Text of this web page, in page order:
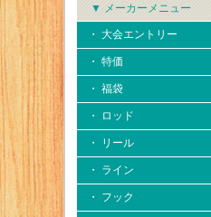
▼ メーカーメニュー
・ 大会エントリー
・ 特価
・ 福袋
・ ロッド
・ リール
・ ライン
・ フック